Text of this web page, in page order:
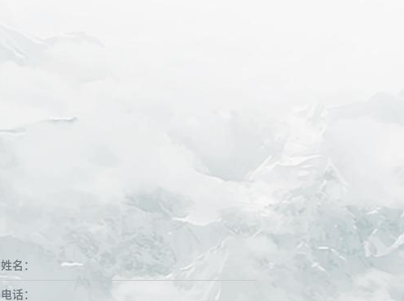
姓名：
电话：